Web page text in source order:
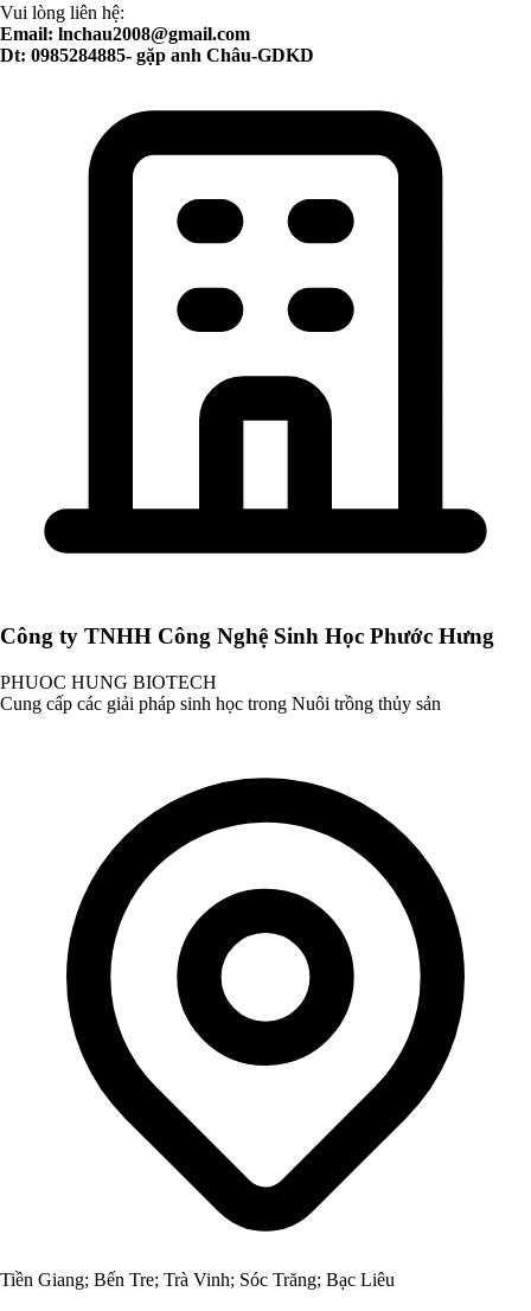
Vui lòng liên hệ:
Email: lnchau2008@gmail.com
Dt: 0985284885- gặp anh Châu-GDKD
Công ty TNHH Công Nghệ Sinh Học Phước Hưng
PHUOC HUNG BIOTECH
Cung cấp các giải pháp sinh học trong Nuôi trồng thủy sản
Tiền Giang; Bến Tre; Trà Vinh; Sóc Trăng; Bạc Liêu